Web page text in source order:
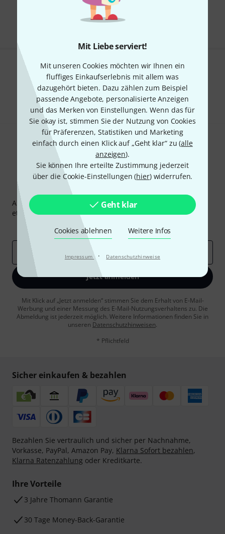
Mit Liebe serviert!
Mit unseren Cookies möchten wir Ihnen ein
fluffiges Einkaufserlebnis mit allem was
dazugehört bieten. Dazu zählen zum Beispiel
passende Angebote, personalisierte Anzeigen
und das Merken von Einstellungen. Wenn das für
Sie okay ist, stimmen Sie der Nutzung von Cookies
für Präferenzen, Statistiken und Marketing
einfach durch einen Klick auf „Geht klar“ zu (alle
anzeigen).
Sie können Ihre erteilte Zustimmung jederzeit
über die Cookie-Einstellungen (hier) widerrufen.
Geht klar
Cookies ablehnen Weitere Infos
Impressum · Datenschutzhinweise
Kostenloser Versand ab 29 €
Alle Preise inkl. MwSt.
Gefällt Ihnen, was Sie sehen?
Teilen Hilfe & Feedback
Thomann Newsletter
Abonniere den Thomann Newsletter und gewinne mit
etwas Glück einen von50 Gutscheinenüber jeweils50€
Inspirierende Beiträge
Deals Thomann Insights
Jetzt anmelden
Mit Klick auf „Jetzt anmelden“ stimmen Sie dem Erhalt von E-Mail-
Werbung und einer Messung des E-Mail-Nutzungsverhaltens zu. Die
Abmeldung ist jederzeit möglich. Weitere Informationen finden Sie in
unseren Datenschutzhinweisen.
* Pflichtfeld
Sicher einkaufen & bezahlen
Bezahlen Sie vertraulich und sicher per Nachnahme,
Vorkasse, PayPal, Amazon Pay, Klarna Sofort bezahlen,
Klarna Ratenzahlung oder Kreditkarte.
Ihre Vorteile
3 Jahre Thomann Garantie
30 Tage Money-Back-Garantie